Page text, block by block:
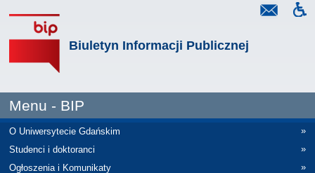
Biuletyn Informacji Publicznej
Menu - BIP
O Uniwersytecie Gdańskim
»
Studenci i doktoranci
»
Ogłoszenia i Komunikaty
»